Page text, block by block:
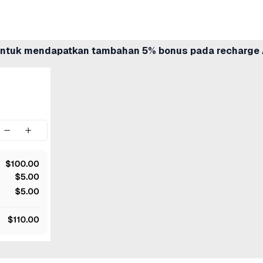
mendapatkan tambahan 5% bonus pada recharge